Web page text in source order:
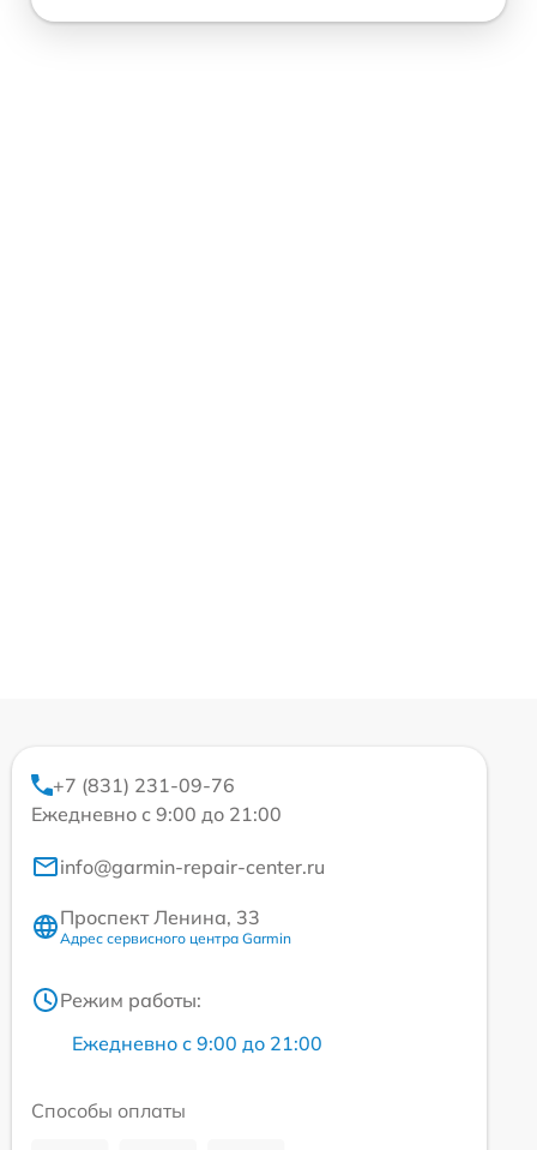
+7 (831) 231-09-76
Ежедневно с 9:00 до 21:00
info@garmin-repair-center.ru
Проспект Ленина, 33
Адрес сервисного центра Garmin
Режим работы:
Ежедневно с 9:00 до 21:00
Способы оплаты